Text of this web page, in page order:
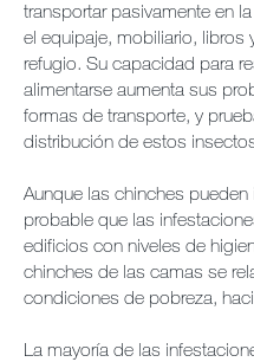
transportar pasivamente en
el equipaje, mobiliario,
refugio. Su capacidad para
alimentarse aumenta sus
formas de transporte, y
distribución de estos
Aunque las chinches
probable que las
edificios con niveles de
chinches de las camas se
condiciones de pobreza,
La mayoría de las